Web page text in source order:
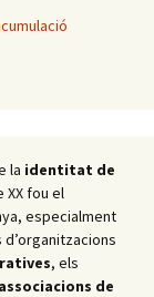
la identitat de
XX fou el
especialment
, els
associacions de